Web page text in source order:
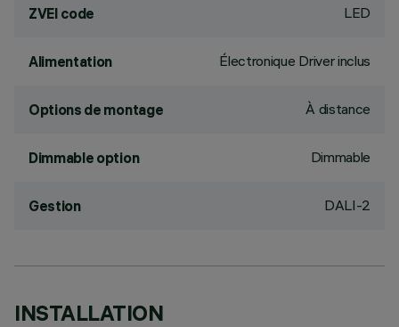
ZVEI code LED
Alimentation Électronique Driver inclus
Options de montage À distance
Dimmable option Dimmable
Gestion DALI-2
INSTALLATION